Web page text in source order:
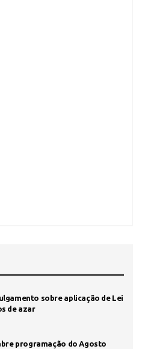
sobre aplicação de Lei
de azar
programação do Agosto